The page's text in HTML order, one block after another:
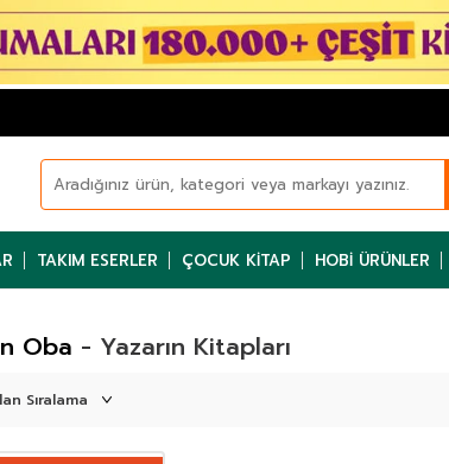
TAKIM ESERLER ÇOCUK KITAP HOBI ÜRÜNLER
- Yazarın Kitapları
Oba